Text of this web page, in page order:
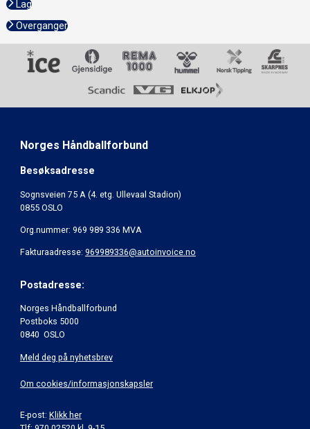
Lag
Overganger
Norges Håndballforbund
Besøksadresse
Sognsveien 75 A (4. etg. Ullevaal Stadion)
0855 OSLO
Org.nummer: 969 989 336 MVA
Fakturaadresse: 969989336@autoinvoice.no
Postadresse:
Norges Håndballforbund
Postboks 5000
0840 OSLO
Meld deg på nyhetsbrev
Om cookies/informasjonskapsler
E-post: Klikk her